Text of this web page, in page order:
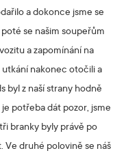
a dokonce jsme se
se našim soupeřům
a zapomínání na
utkání nakonec otočili a
byl z naší strany hodně
potřeba dát pozor, jsme
branky byly právě po
Ve druhé polovině se náš